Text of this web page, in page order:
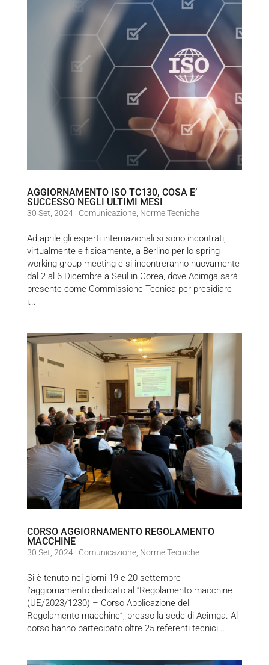
AGGIORNAMENTO ISO TC130, COSA E’
SUCCESSO NEGLI ULTIMI MESI
30 Set, 2024| Comunicazione, Norme Tecniche
Ad aprile gli esperti internazionali si sono incontrati,
virtualmente e fisicamente, a Berlino per lo spring
working group meeting e si incontreranno nuovamente
dal 2 al 6 Dicembre a Seul in Corea, dove Acimga sarà
presente come Commissione Tecnica per presidiare
i...
CORSO AGGIORNAMENTO REGOLAMENTO
MACCHINE
30 Set, 2024| Comunicazione, Norme Tecniche
Si è tenuto nei giorni 19 e 20 settembre
l’aggiornamento dedicato al “Regolamento macchine
(UE/2023/1230) – Corso Applicazione del
Regolamento macchine”, presso la sede di Acimga. Al
corso hanno partecipato oltre 25 referenti tecnici...